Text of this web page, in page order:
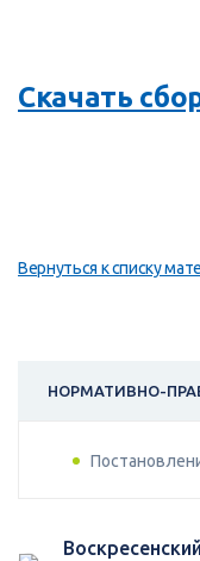
Скачать
Вернуться к списку
НОРМАТИВНО-